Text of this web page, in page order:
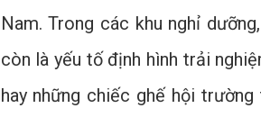
Nam. Trong các khu nghỉ
còn là yếu tố định hình trải
hay những chiếc ghế hội